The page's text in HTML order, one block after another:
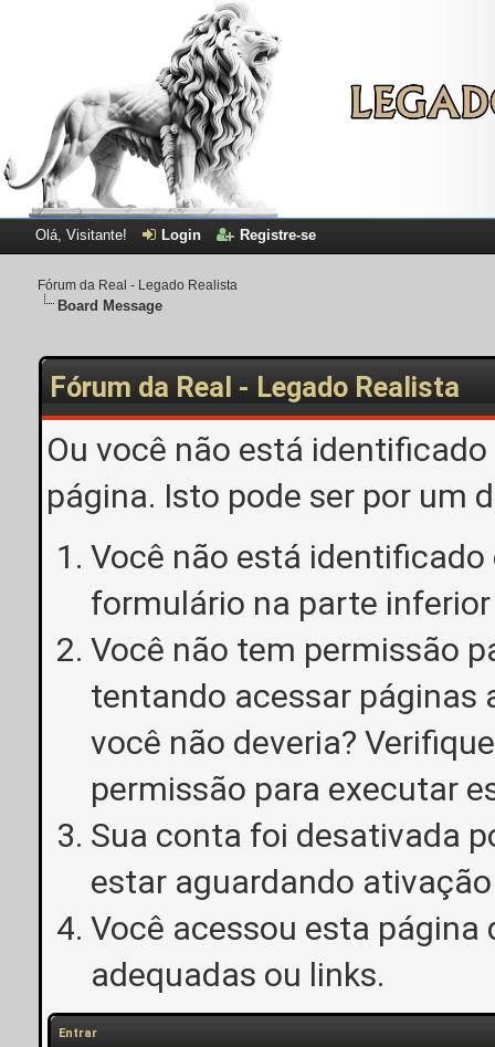
Olá, Visitante! Login Registre-se
Fórum da Real - Legado Realista
Board Message
Fórum da Real - Legado Realista
Ou você não está
página. Isto pode ser por um
Você não está
formulário na parte
Você não tem permissão
tentando acessar páginas
você não deveria?
permissão para executar
Sua conta foi desativada
estar aguardando
Você acessou esta
adequadas ou links.
Entrar